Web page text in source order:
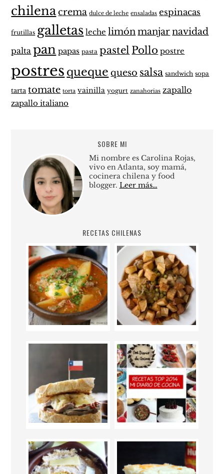
chilenacrema dulce de leche ensaladas espinacas
frutillas galletas leche limónmanjarnavidad
palta pan papas pasta pastel Pollo postre
postres queque queso salsa sandwich sopa
tarta tomate torta vainilla yogurt zanahorias zapallo
zapallo italiano
SOBRE MI
Mi nombre es Carolina Rojas,
vivo en Atlanta, soy mamá,
cocinera chilena y food
blogger. Leer más…
RECETAS CHILENAS